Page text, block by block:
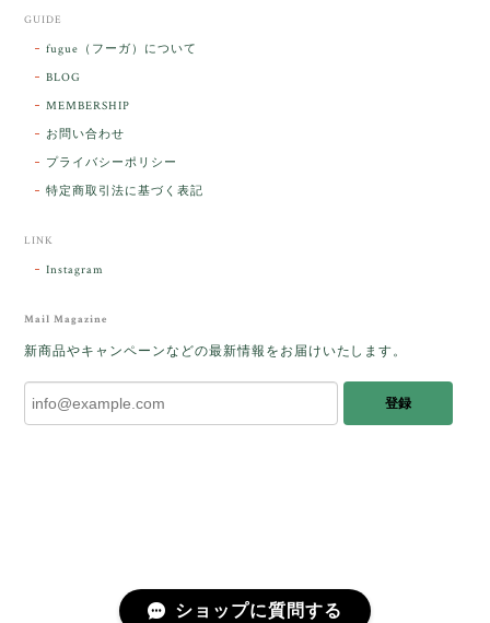
た人に幸せが訪れる」という言い伝えがあるケサラン
パサラン。とっても素敵です。メッセージでは色々記
憶違いもありましたが、またいつかお会いして楽しい
した。
をあたたかく迎え入れてくださり とても嬉
しく思います。 この石のふわりとした光を
ランパサラン」でした。これからはT様の
傍で そっと見守ってくれるのではないかな
GUIDE
fugue（フーガ）について
BLOG
MEMBERSHIP
お問い合わせ
プライバシーポリシー
特定商取引法に基づく表記
LINK
Instagram
Mail Magazine
新商品やキャンペーンなどの最新情報をお届けいたします。
登録
ショップに質問する